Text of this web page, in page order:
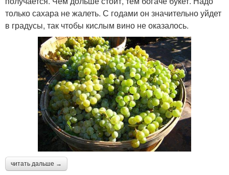
только сахара не жалеть. С годами он значительно уйдет
в градусы, так чтобы кислым вино не оказалось.
читать дальше →